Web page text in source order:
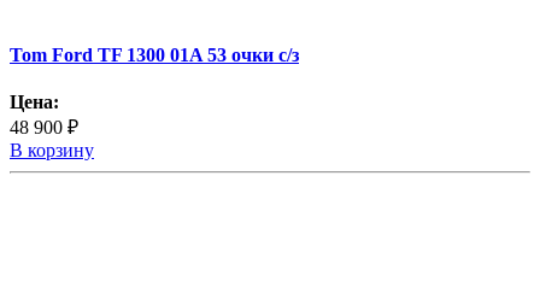
Tom Ford TF 1300 01A 53 очки с/з
Цена:
48 900 ₽
В корзину